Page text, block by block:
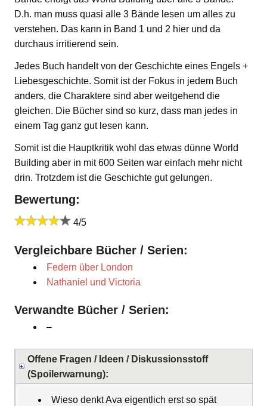
D.h. man muss quasi alle 3 Bände lesen um alles zu
verstehen. Das kann in Band 1 und 2 hier und da
durchaus irritierend sein.
Jedes Buch handelt von der Geschichte eines Engels +
Liebesgeschichte. Somit ist der Fokus in jedem Buch
anders, die Charaktere sind aber weitgehend die
gleichen. Die Bücher sind so kurz, dass man jedes in
einem Tag ganz gut lesen kann.
Somit ist die Hauptkritik wohl das etwas dünne World
Building aber in mit 600 Seiten war einfach mehr nicht
drin. Trotzdem ist die Geschichte gut gelungen.
Bewertung:
4/5
Vergleichbare Bücher / Serien:
Federn über London
Nathaniel und Victoria
Verwandte Bücher / Serien:
–
Offene Fragen / Ideen / Diskussionsstoff
(Spoilerwarnung):
Wieso denkt Ava eigentlich erst so spät